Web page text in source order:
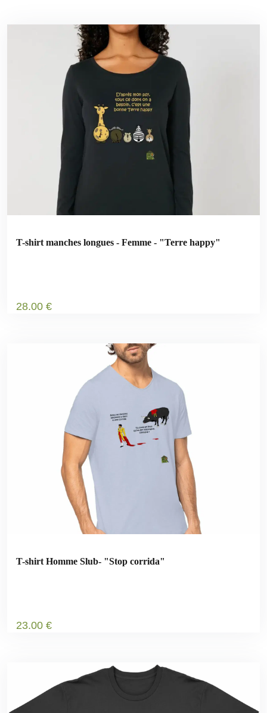
T-shirt manches longues - Femme - "Terre happy"
28.00 €
T-shirt Homme Slub- "Stop corrida"
23.00 €